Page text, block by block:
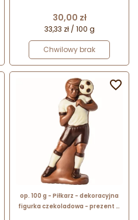
Cena
30,00 zł
33,33 zł / 100 g
Chwilowy brak
op. 100 g - Piłkarz - dekoracyjna
figurka czekoladowa - prezent w
